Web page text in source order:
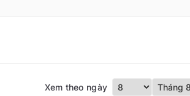
Xem theo ngày